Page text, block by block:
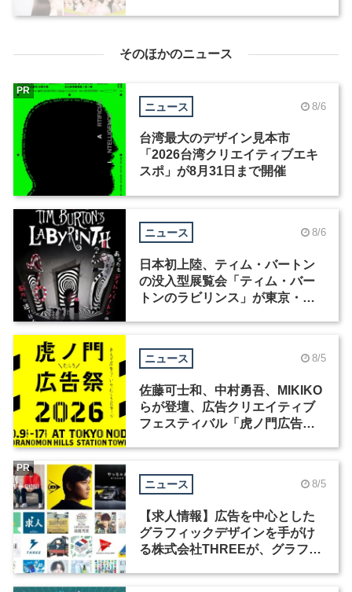
そのほかのニュース
ニュース 8/6
台湾最大のデザイン見本市
「2026台湾クリエイティブエキ
スポ」が8月31日まで開催
PR
ニュース 8/6
日本初上陸、ティム・バートン
の没入型展覧会「ティム・バー
トンのラビリンス」が東京・豊
ニュース 8/5
佐藤可士和、中村勇吾、MIKIKO
らが登壇、広告クリエイティブ
フェスティバル「虎ノ門広告
ニュース 8/5
【求人情報】広告を中心とした
グラフィックデザインを手がけ
る株式会社THREEが、グラフィ
PR